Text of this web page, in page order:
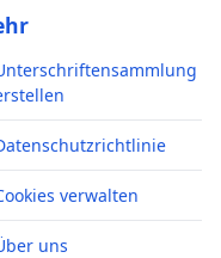
verwalten
uns